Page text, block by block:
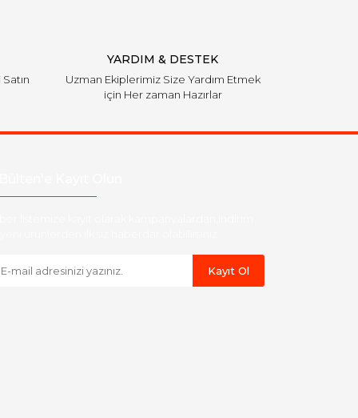
YARDIM & DESTEK
Uzman Ekiplerimiz Size Yardım Etmek
için Her zaman Hazırlar
Kayıt Ol